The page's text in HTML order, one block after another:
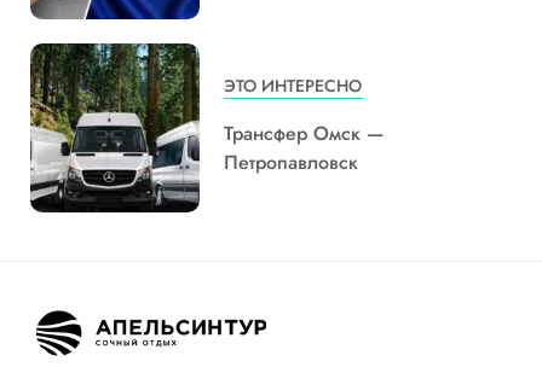
ЭТО ИНТЕРЕСНО
Трансфер Омск —
Петропавловск